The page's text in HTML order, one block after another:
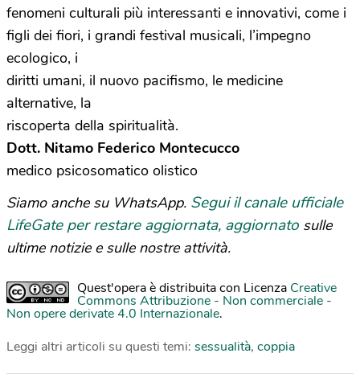
fenomeni culturali più interessanti e innovativi, come i
figli dei fiori, i grandi festival musicali, l’impegno
ecologico, i
diritti umani, il nuovo pacifismo, le medicine
alternative, la
riscoperta della spiritualità.
Dott. Nitamo Federico Montecucco
medico psicosomatico olistico
Siamo anche su WhatsApp. Segui il canale ufficiale
LifeGate per restare aggiornata, aggiornato sulle
ultime notizie e sulle nostre attività.
Quest'opera è distribuita con Licenza Creative
Commons Attribuzione - Non commerciale -
Non opere derivate 4.0 Internazionale.
Leggi altri articoli su questi temi: sessualità, coppia